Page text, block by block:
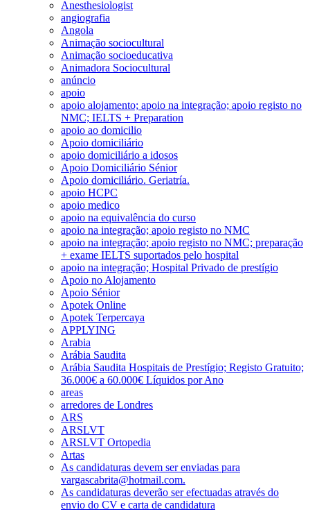
Anesthesiologist
angiografia
Angola
Animação sociocultural
Animação socioeducativa
Animadora Sociocultural
anúncio
apoio
apoio alojamento; apoio na integração; apoio registo no
NMC; IELTS + Preparation
apoio ao domicilio
Apoio domiciliário
apoio domiciliário a idosos
Apoio Domiciliário Sénior
Apoio domiciliário. Geriatría.
apoio HCPC
apoio medico
apoio na equivalência do curso
apoio na integração; apoio registo no NMC
apoio na integração; apoio registo no NMC; preparação
+ exame IELTS suportados pelo hospital
apoio na integração; Hospital Privado de prestígio
Apoio no Alojamento
Apoio Sénior
Apotek Online
Apotek Terpercaya
APPLYING
Arabia
Arábia Saudita
Arábia Saudita Hospitais de Prestígio; Registo Gratuito;
36.000€ a 60.000€ Líquidos por Ano
areas
arredores de Londres
ARS
ARSLVT
ARSLVT Ortopedia
Artas
As candidaturas devem ser enviadas para
vargascabrita@hotmail.com.
As candidaturas deverão ser efectuadas através do
envio do CV e carta de candidatura